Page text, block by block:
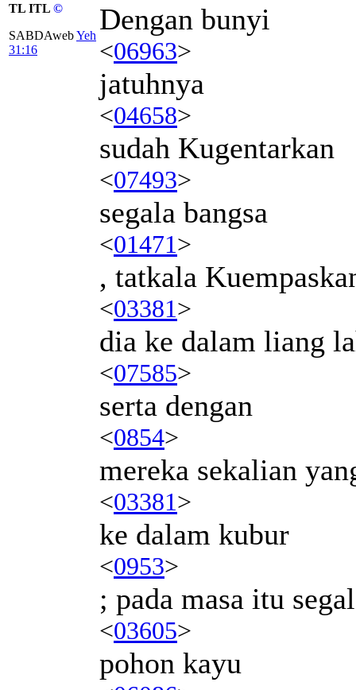
TL ITL ©
SABDAwebYeh
31:16
Dengan bunyi
<06963>
jatuhnya
<04658>
sudah Kugentarkan
<07493>
segala bangsa
<01471>
, tatkala
<03381>
dia ke dalam liang
<07585>
serta dengan
<0854>
mereka sekalian
<03381>
ke dalam kubur
<0953>
; pada masa itu
<03605>
pohon kayu